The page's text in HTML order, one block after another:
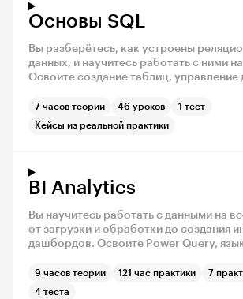
Основы SQL
Вы разберётесь, как устроены
данных, и научитесь работать с ними
Освоите создание таблиц, управление
продвинутого анализа.
7 часов теории 46 уроков
1 тест
Кейсы из реальной практики
BI Analytics
Вы научитесь работать с данными на
от загрузки и обработки до создания
дашбордов. Освоите Power Query,
наглядные отчёты и принимать
данных.
9 часов теории 121 час практики
7
4 теста